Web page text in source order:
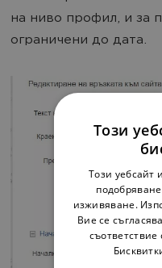
на ниво профил, и за
ограничени до дата.
Този
Този уебсайт
изживяване.
Вие се